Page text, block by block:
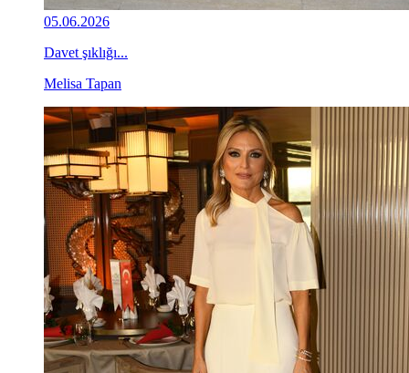
05.06.2026
Davet şıklığı...
Melisa Tapan